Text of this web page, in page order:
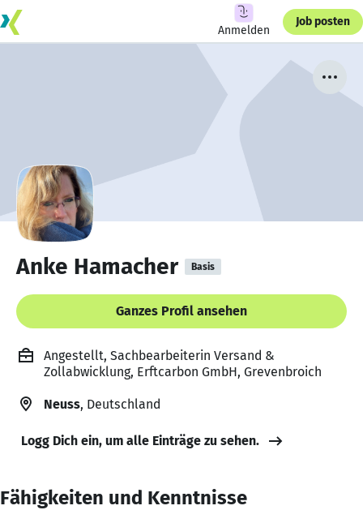
Anmelden
Job posten
Anke Hamacher Basis
Ganzes Profil ansehen
Angestellt, Sachbearbeiterin Versand &
Zollabwicklung, Erftcarbon GmbH, Grevenbroich
Neuss, Deutschland
Logg Dich ein, um alle Einträge zu sehen.
Fähigkeiten und Kenntnisse